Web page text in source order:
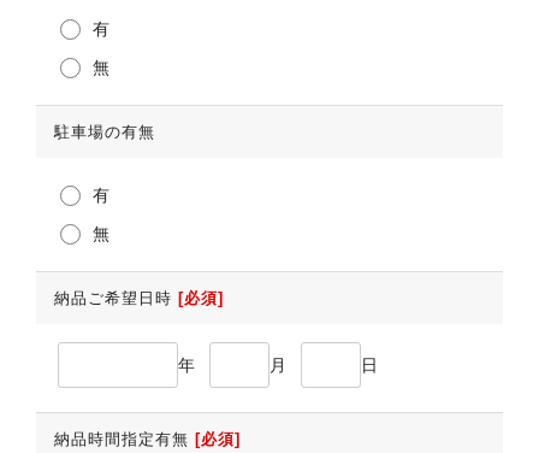
有
無
駐車場の有無
有
無
納品ご希望日時 [必須]
年 月 日
納品時間指定有無 [必須]